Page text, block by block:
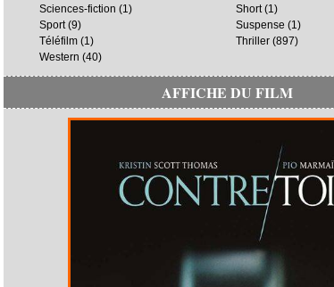
Sciences-fiction (1) Short(1)
Sport(9) Suspense (1)
Téléfilm (1) Thriller (897)
Western (40)
AFFICHE DU FILM